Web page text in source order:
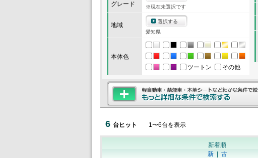
グレード
※現在未選択です
地域
選択する
愛知県
本体色
ツートン
その他
6 台ヒット 1〜6台を表示
新着順
新| 古